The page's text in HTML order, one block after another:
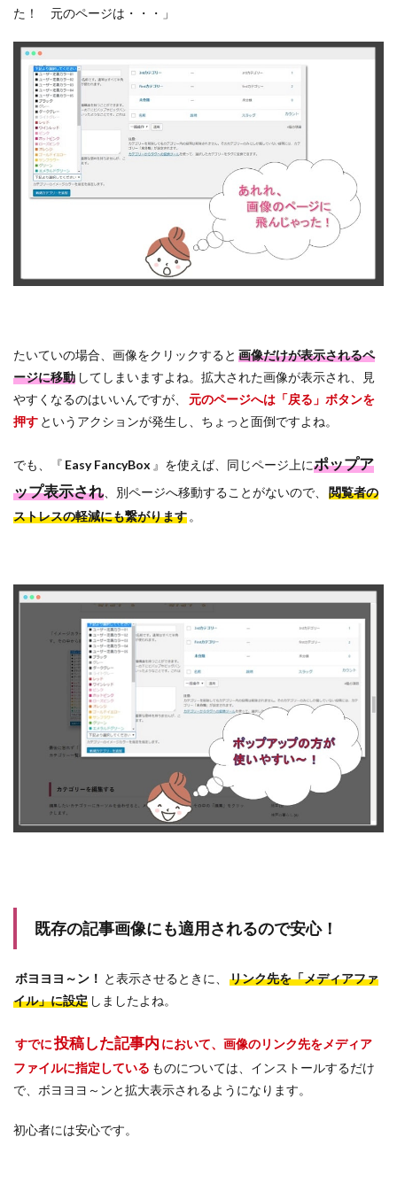
た！ 元のページは・・・」
たいていの場合、画像をクリックすると 画像だけが表示されるペ
ージに移動 してしまいますよね。拡大された画像が表示され、見
やすくなるのはいいんですが、
元のページへは「戻る」ボタンを
押す というアクションが発生し、ちょっと面倒ですよね。
でも、『 Easy FancyBox 』を使えば、同じページ上にポップア
ップ表示され 、別ページへ移動することがないので、
閲覧者の
ストレスの軽減にも繋がります 。
既存の記事画像にも適用されるので安心！
ボヨヨヨ～ン！ と表示させるときに、
リンク先を「メディアファ
イル」に設定 しましたよね。
すでに投稿した記事内 において、画像のリンク先をメディア
ファイルに指定している ものについては、インストールするだけ
で、ボヨヨヨ～ンと拡大表示されるようになります。
初心者には安心です。